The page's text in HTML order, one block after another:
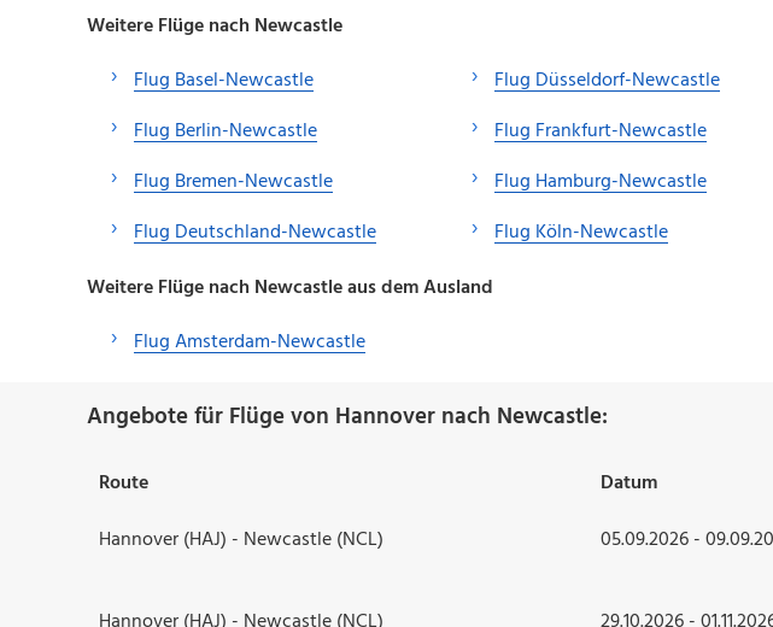
Weitere Flüge nach Newcastle
Flug Basel-Newcastle
Flug Berlin-Newcastle
Flug Bremen-Newcastle
Flug Deutschland-Newcastle
Flug Düsseldorf-Newcastle
Flug Frankfurt-Newcastle
Flug Hamburg-Newcastle
Flug Köln-Newcastle
Weitere Flüge nach Newcastle aus dem Ausland
Flug Amsterdam-Newcastle
Angebote für Flüge von Hannover nach Newcastle:
Route Datum
Hannover (HAJ) - Newcastle (NCL)
05.09.2026 -